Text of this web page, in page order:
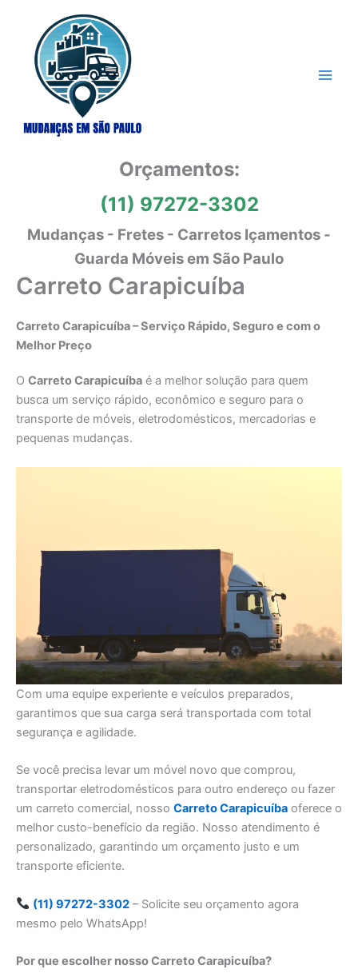
conteúdo
Orçamentos:
(11) 97272-3302
Mudanças - Fretes - Carretos Içamentos -
Guarda Móveis em São Paulo
Carreto Carapicuíba
Carreto Carapicuíba – Serviço Rápido, Seguro e com o
Melhor Preço
O Carreto Carapicuíba é a melhor solução para quem
busca um serviço rápido, econômico e seguro para o
transporte de móveis, eletrodomésticos, mercadorias e
pequenas mudanças.
Com uma equipe experiente e veículos preparados,
garantimos que sua carga será transportada com total
segurança e agilidade.
Se você precisa levar um móvel novo que comprou,
transportar eletrodomésticos para outro endereço ou fazer
um carreto comercial, nosso Carreto Carapicuíba oferece o
melhor custo-benefício da região. Nosso atendimento é
personalizado, garantindo um orçamento justo e um
transporte eficiente.
(11) 97272-3302– Solicite seu orçamento agora
mesmo pelo WhatsApp!
Por que escolher nosso Carreto Carapicuíba?